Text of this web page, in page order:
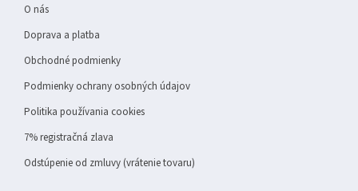
O nás
Doprava a platba
Obchodné podmienky
Podmienky ochrany osobných údajov
Politika používania cookies
7% registračná zlava
Odstúpenie od zmluvy (vrátenie tovaru)